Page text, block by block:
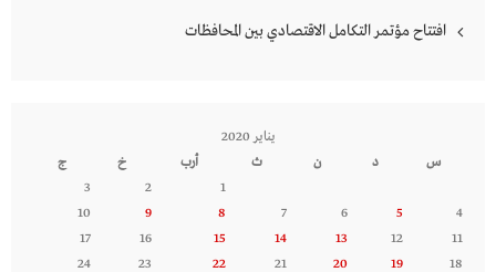
افتتاح مؤتمر التكامل الاقتصادي بين المحافظات
يناير 2020
س
د ن ث أرب خ
ج
1
2
3
4
5
6
7
8
9
10
11
12
13
14
15
16
17
18
19
20
21
22
23
24